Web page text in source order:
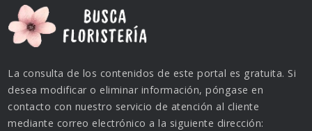
La consulta de los contenidos de este portal es gratuita. Si
desea modificar o eliminar información, póngase en
contacto con nuestro servicio de atención al cliente
mediante correo electrónico a la siguiente dirección: